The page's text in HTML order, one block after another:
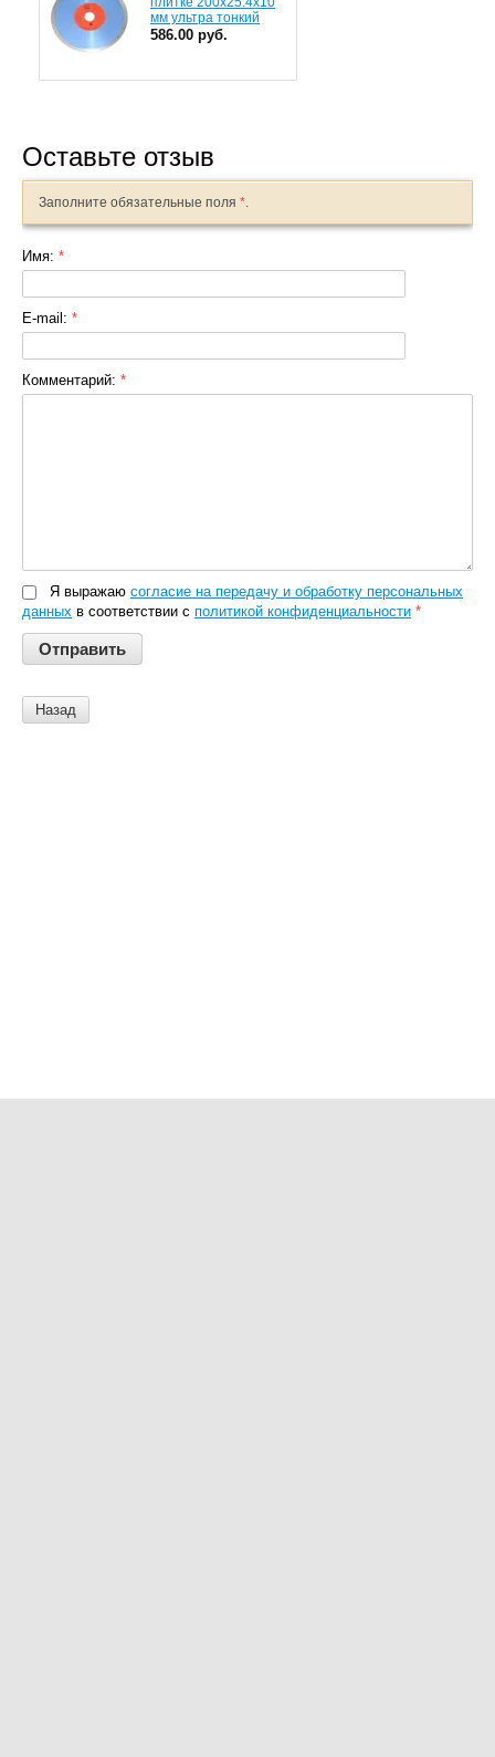
мм ультра тонкий
586.00 руб.
Оставьте отзыв
Заполните обязательные поля *.
Имя: *
E-mail: *
Комментарий: *
Я выражаю согласие на передачу и обработку персональных
данных в соответствии с политикой конфиденциальности *
Назад